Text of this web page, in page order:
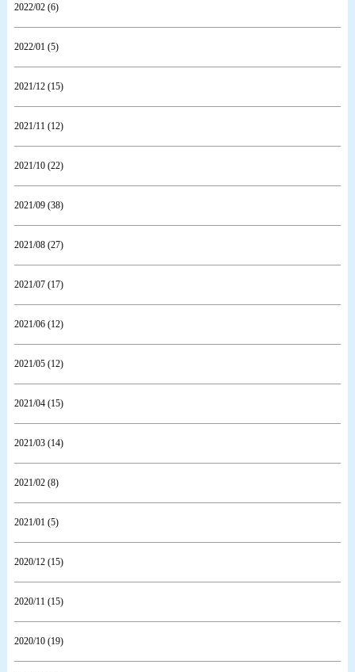
2022/02 (6)
2022/01 (5)
2021/12 (15)
2021/11 (12)
2021/10 (22)
2021/09 (38)
2021/08 (27)
2021/07 (17)
2021/06 (12)
2021/05 (12)
2021/04 (15)
2021/03 (14)
2021/02 (8)
2021/01 (5)
2020/12 (15)
2020/11 (15)
2020/10 (19)